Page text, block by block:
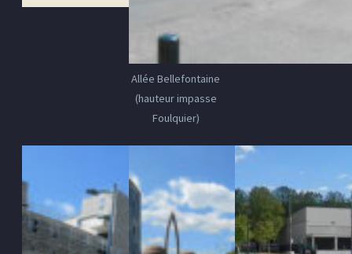
Allée Bellefontaine
(hauteur impasse
Foulquier)